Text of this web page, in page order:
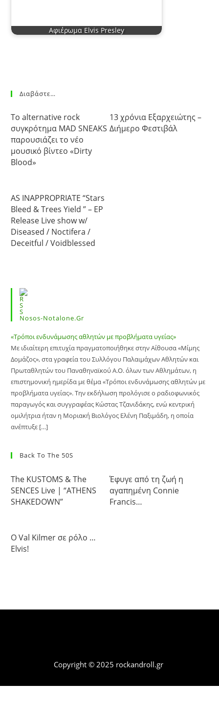
Αφιέρωμα Elvis Presley
Διαβάστε…
Το alternative rock
συγκρότημα MAD SNEAKS
παρουσιάζει το νέο
μουσικό βίντεο «Dirty
Blood»
13 χρόνια Εξαρχειώτης –
Διήμερο Φεστιβάλ
AS INAPPROPRIATE “Stars
Bleed & Trees Yield ” – EP
Release Live show w/
Diseased / Noctifera /
Deceitful / Voidblessed
Nosos-Notalone.gr
«Τρόποι ενδυνάμωσης αθλητών με προβλήματα υγείας»
Με ιδιαίτερη επιτυχία πραγματοποιήθηκε στην Αίθουσα «Μίμης
Δομάζος», στα γραφεία του Συλλόγου Παλαιμάχων Αθλητών και
Πρωταθλητών του Παναθηναϊκού Α.Ο. όλων των Αθλημάτων, η
επιστημονική ημερίδα με θέμα «Τρόποι ενδυνάμωσης αθλητών με
προβλήματα υγείας». Την εκδήλωση προλόγισε ο ραδιοφωνικός
παραγωγός και συγγραφέας Κώστας Τζανιδάκης, ενώ κεντρική
ομιλήτρια ήταν η Μοριακή Βιολόγος Ελένη Παξιμάδη, η οποία
ανέπτυξε […]
Back To The 50S
The KUSTOMS & The
SENCES Live | “ATHENS
SHAKEDOWN”
Έφυγε από τη ζωή η
αγαπημένη Connie
Francis…
Ο Val Kilmer σε ρόλο …
Elvis!
Copyright © 2025 rockandroll.gr